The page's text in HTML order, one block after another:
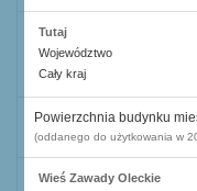
Tutaj
Województwo
Cały kraj
Powierzchnia budynku
(oddanego do użytkowania w
Wieś Zawady Oleckie